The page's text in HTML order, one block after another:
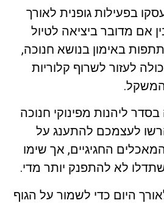
בפעילות גופנית לאורך
אם מדובר ביציאה לטיול
באימון בנושא חנוכה,
לעזור לשרוף קלוריות
המשקל.
בסדר ליהנות מפינוקי חנוכה
לעצמכם להתענג על
החגיגיים, אך שימו
לא להתפנק יותר מדי.
היום כדי לשמור על הגוף